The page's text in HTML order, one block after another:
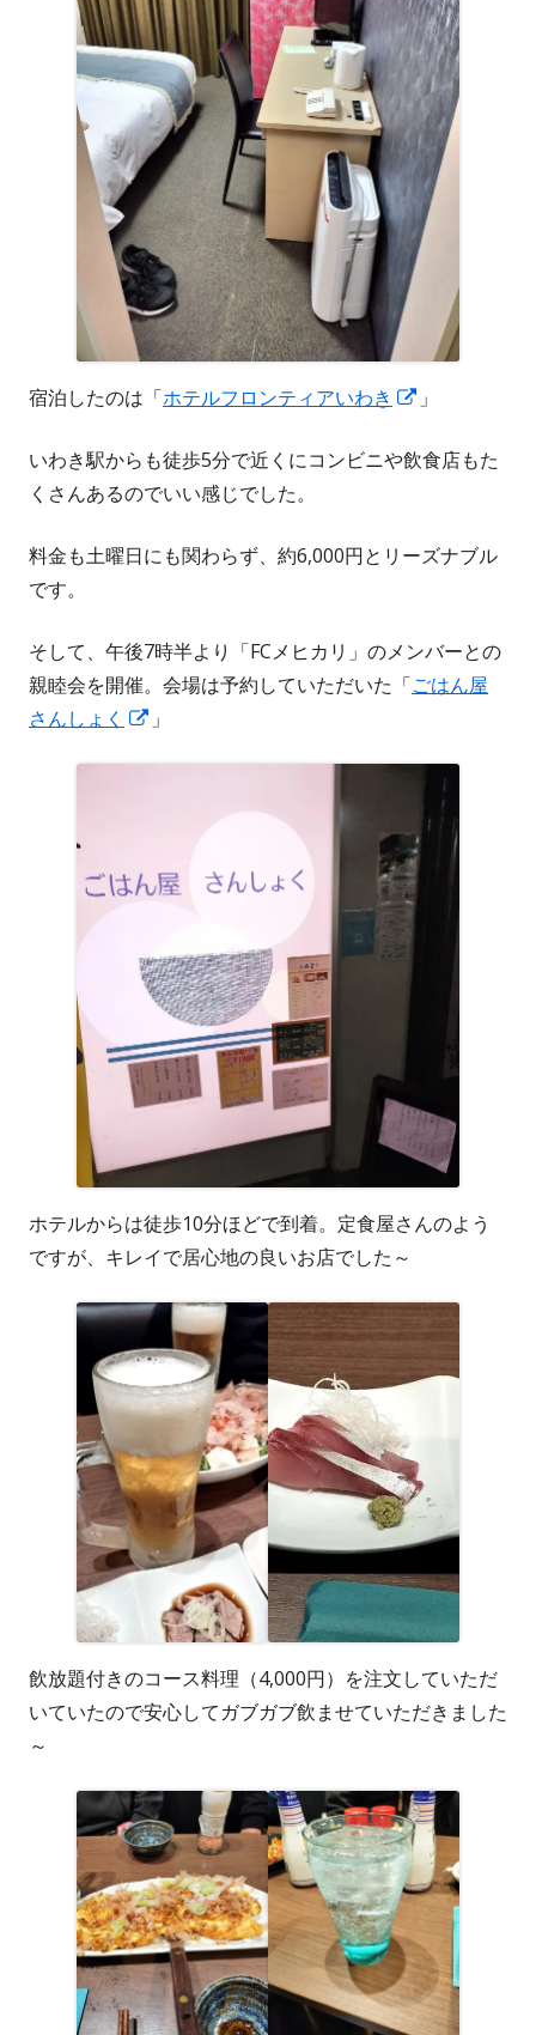
宿泊したのは「ホテルフロンティアいわき
新
い
ン
で
開
ま
」
いわき駅からも徒歩5分で近くにコンビニや飲食店もた
くさんあるのでいい感じでした。
料金も土曜日にも関わらず、約6,000円とリーズナブル
です。
そして、午後7時半より「FCメヒカリ」のメンバーとの
親睦会を開催。会場は予約していただいた「ごはん屋
さんしょく
新
ン
ウ
で
開
き
ま
」
ホテルからは徒歩10分ほどで到着。定食屋さんのよう
ですが、キレイで居心地の良いお店でした～
飲放題付きのコース料理（4,000円）を注文していただ
いていたので安心してガブガブ飲ませていただきました
～